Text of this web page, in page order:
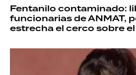
Fentanilo contaminado:
funcionarias de ANMAT,
estrecha el cerco sobre